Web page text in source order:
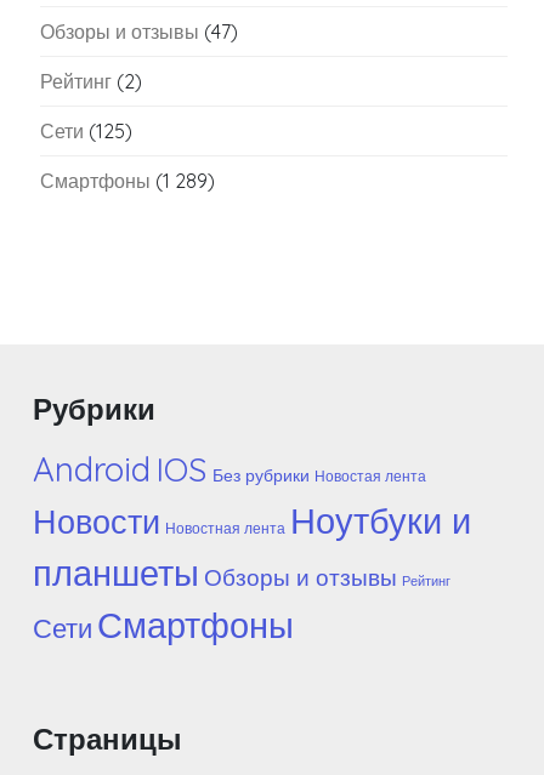
Обзоры и отзывы (47)
Рейтинг (2)
Сети (125)
Смартфоны (1 289)
Рубрики
Android IOS Без рубрики Новостая лента
Новости Новостная лента Ноутбуки и
планшеты Обзоры и отзывы Рейтинг
Сети Смартфоны
Страницы